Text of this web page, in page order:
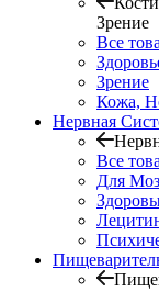
Зрение
Все
Зрение
Кожа,
Нервная
Все
Для